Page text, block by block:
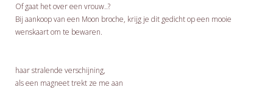
Of gaat het over een vrouw..?
Bij aankoop van een Moon broche, krijg je dit gedicht op een mooie
wenskaart om te bewaren.
haar stralende verschijning,
als een magneet trekt ze me aan